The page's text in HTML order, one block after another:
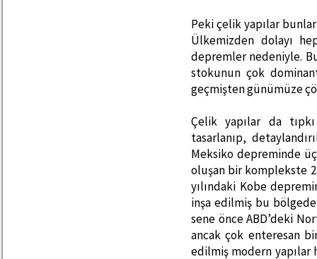
Peki çelik yapılar
Ülkemizden dolayı
depremler nedeniyle.
stokunun çok
geçmişten günümüze
Çelik yapılar da
tasarlanıp,
Meksiko depreminde
oluşan bir komplekste
yılındaki Kobe
inşa edilmiş bu
sene önce ABD’deki
ancak çok enteresan
edilmiş modern yapılar